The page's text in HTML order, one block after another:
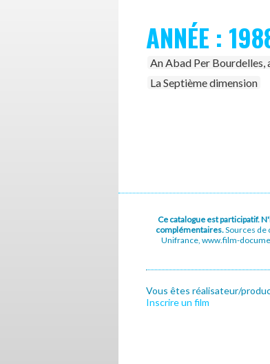
ANNÉE :
An Abad Per Bourdelles,
La Septième dimension
Ce catalogue est participatif.
complémentaires.Sources de
Unifrance, www.film-
Vous êtes réalisateur/
Inscrire un film